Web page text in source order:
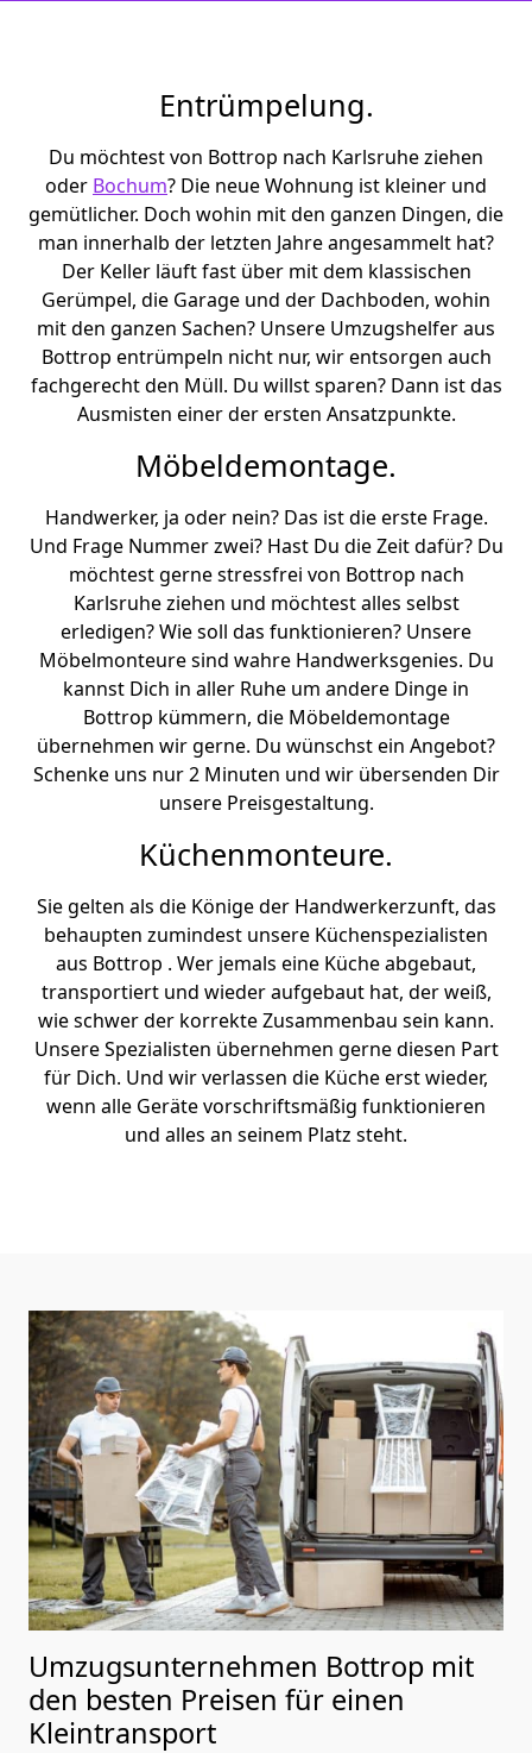
Entrümpelung.
Du möchtest von Bottrop nach Karlsruhe ziehen
oder Bochum? Die neue Wohnung ist kleiner und
gemütlicher. Doch wohin mit den ganzen Dingen, die
man innerhalb der letzten Jahre angesammelt hat?
Der Keller läuft fast über mit dem klassischen
Gerümpel, die Garage und der Dachboden, wohin
mit den ganzen Sachen? Unsere Umzugshelfer aus
Bottrop entrümpeln nicht nur, wir entsorgen auch
fachgerecht den Müll. Du willst sparen? Dann ist das
Ausmisten einer der ersten Ansatzpunkte.
Möbeldemontage.
Handwerker, ja oder nein? Das ist die erste Frage.
Und Frage Nummer zwei? Hast Du die Zeit dafür? Du
möchtest gerne stressfrei von Bottrop nach
Karlsruhe ziehen und möchtest alles selbst
erledigen? Wie soll das funktionieren? Unsere
Möbelmonteure sind wahre Handwerksgenies. Du
kannst Dich in aller Ruhe um andere Dinge in
Bottrop kümmern, die Möbeldemontage
übernehmen wir gerne. Du wünschst ein Angebot?
Schenke uns nur 2 Minuten und wir übersenden Dir
unsere Preisgestaltung.
Küchenmonteure.
Sie gelten als die Könige der Handwerkerzunft, das
behaupten zumindest unsere Küchenspezialisten
aus Bottrop . Wer jemals eine Küche abgebaut,
transportiert und wieder aufgebaut hat, der weiß,
wie schwer der korrekte Zusammenbau sein kann.
Unsere Spezialisten übernehmen gerne diesen Part
für Dich. Und wir verlassen die Küche erst wieder,
wenn alle Geräte vorschriftsmäßig funktionieren
und alles an seinem Platz steht.
Umzugsunternehmen Bottrop mit
den besten Preisen für einen
Kleintransport